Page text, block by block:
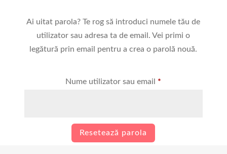
Ai uitat parola? Te rog să introduci numele tău de
utilizator sau adresa ta de email. Vei primi o
legătură prin email pentru a crea o parolă nouă.
Nume utilizator sau email *
Resetează parola